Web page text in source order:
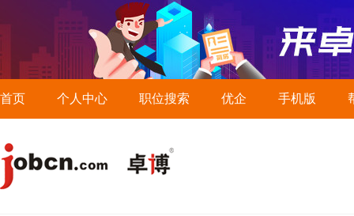
首页 个人中心 职位搜索 优企 手机版